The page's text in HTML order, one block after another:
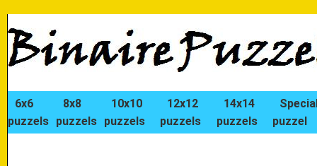
6x6
puzzels
8x8
puzzels
10x10
puzzels
12x12
puzzels
14x14
puzzels
puzzel